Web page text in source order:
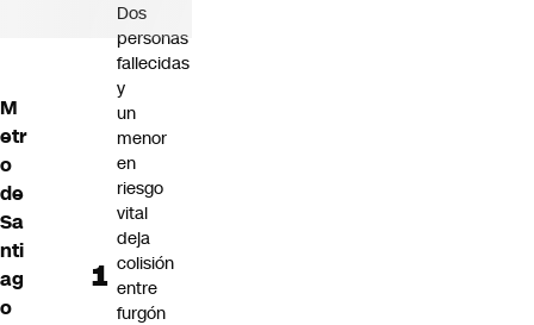
M
etr
o
de
Sa
nti
ag
o
Dos
personas
fallecidas
y
un
menor
en
riesgo
vital
deja
colisión
entre
furgón